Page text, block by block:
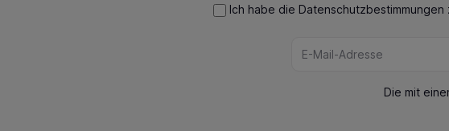
Ich habe die Datenschutzbestimmungen
Die mit